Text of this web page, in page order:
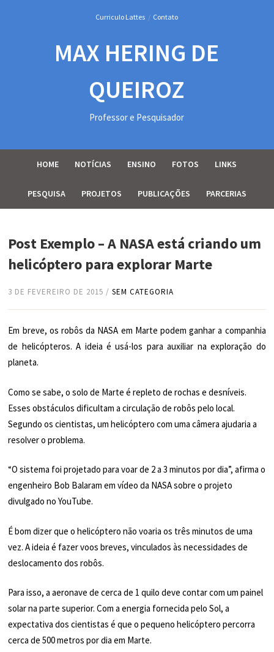
Curriculo Lattes / Contato
MAX HERING DE
QUEIROZ
Professor e Pesquisador
HOME NOTÍCIAS ENSINO FOTOS LINKS
PESQUISA PROJETOS PUBLICAÇÕES PARCERIAS
Post Exemplo – A NASA está criando um
helicóptero para explorar Marte
3 DE FEVEREIRO DE 2015 /SEM CATEGORIA
Em breve, os robôs da NASA em Marte podem ganhar a companhia
de helicópteros. A ideia é usá-los para auxiliar na exploração do
planeta.
Como se sabe, o solo de Marte é repleto de rochas e desníveis.
Esses obstáculos dificultam a circulação de robôs pelo local.
Segundo os cientistas, um helicóptero com uma câmera ajudaria a
resolver o problema.
“O sistema foi projetado para voar de 2 a 3 minutos por dia”, afirma o
engenheiro Bob Balaram em vídeo da NASA sobre o projeto
divulgado no YouTube.
É bom dizer que o helicóptero não voaria os três minutos de uma
vez. A ideia é fazer voos breves, vinculados às necessidades de
deslocamento dos robôs.
Para isso, a aeronave de cerca de 1 quilo deve contar com um painel
solar na parte superior. Com a energia fornecida pelo Sol, a
expectativa dos cientistas é que o pequeno helicóptero percorra
cerca de 500 metros por dia em Marte.